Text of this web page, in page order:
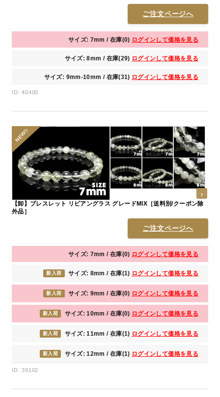
ご注文ページへ
サイズ: 7mm / 在庫(0) ログインして価格を見る
サイズ: 8mm / 在庫(29) ログインして価格を見る
サイズ: 9mm-10mm / 在庫(31) ログインして価格を見る
ID: 40400
【卸】ブレスレット リビアングラス グレードMIX［送料別/クーポン除
外品］
ご注文ページへ
サイズ: 7mm / 在庫(0) ログインして価格を見る
新入荷 サイズ: 8mm / 在庫(1) ログインして価格を見る
新入荷 サイズ: 9mm / 在庫(0) ログインして価格を見る
新入荷 サイズ: 10mm / 在庫(0) ログインして価格を見る
新入荷 サイズ: 11mm / 在庫(1) ログインして価格を見る
新入荷 サイズ: 12mm / 在庫(1) ログインして価格を見る
ID: 39102